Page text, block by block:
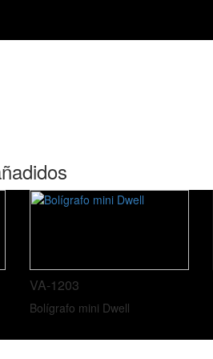
VA-1203
Bolígrafo mini Dwell